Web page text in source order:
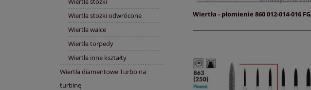
Wiertła stożki odwrócone
Wiertła walce
Wiertła torpedy
Wiertła inne kształty
Wiertła diamentowe Turbo na
turbinę
Wiertła - płomienie 860 012-014-016 FG